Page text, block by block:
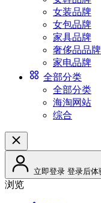
女装品牌
女包品牌
家具品牌
奢侈品品牌
家电品牌
全部分类
全部分类
海淘网站
综合
立即登录 登录后体
浏览